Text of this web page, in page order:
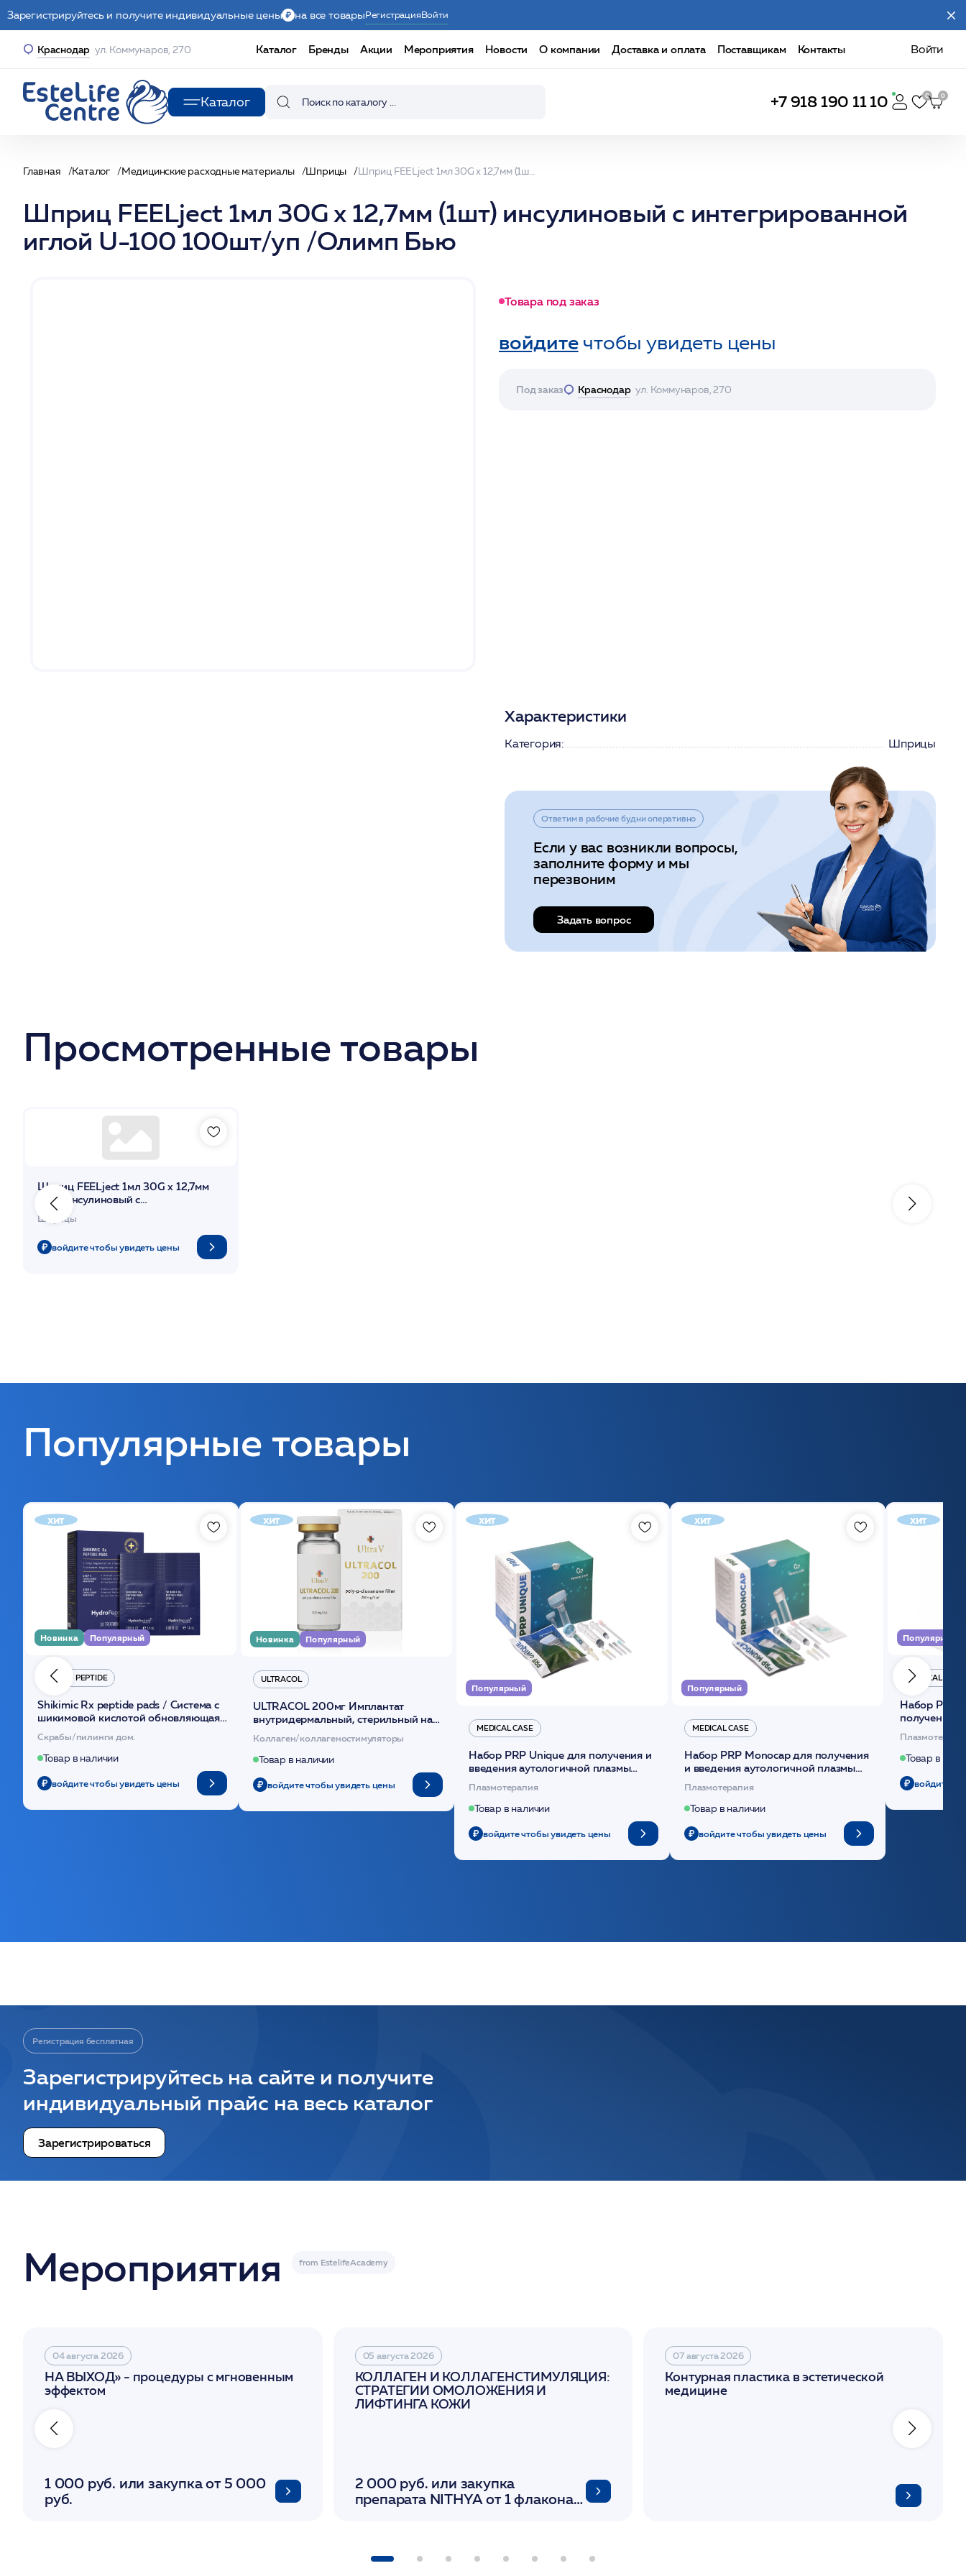
Зарегистрируйтесь и получите индивидуальные цены на все товарыРегистрацияВойти
Краснодар ул. Коммунаров, 270 Каталог Бренды Акции Мероприятия Новости О компании Доставка и оплата Поставщикам Контакты Войти
Каталог +7 918 190 11 10
Главная Каталог Медицинские расходные материалы Шприцы
Шприц FEELject 1мл 30G х 12,7мм (1шт) инсулиновый с интегрированной
иглой U-100 100шт/уп /Олимп Бью
Товара под заказ
войдитечтобы увидеть цены
Под заказ Краснодар ул. Коммунаров, 270
Характеристики
Категория: Шприцы
Ответим в рабочие будни оперативно
Если у вас возникли вопросы,
заполните форму и мы
перезвоним
Задать вопрос
Просмотренные товары
Шприц FEELject 1мл 30G х 12,7мм
(1шт) инсулиновый с
интегрированной иглой U-100
100шт/уп /Олимп Бью
Шприцы
войдите чтобы увидеть цены
Популярные товары
хит
Новинка Популярный
HYDRO PEPTIDE
Shikimic Rx peptide pads / Cистема с
шикимовой кислотой обновляющая
(30шт) /HP
Скрабы/пилинги дом.
Товар в наличии
войдите чтобы увидеть цены
хит
Новинка Популярный
ULTRACOL
ULTRACOL 200мг Имплантат
внутридермальный, стерильный на
основе полидиоксанона /ULTRACOL
Коллаген/коллагеностимуляторы
Товар в наличии
войдите чтобы увидеть цены
хит
Популярный
MEDICAL CASE
Набор PRP Unique для получения и
введения аутологичной плазмы
(саше 1шт)/Medical Case
Плазмотерапия
Товар в наличии
войдите чтобы увидеть цены
хит
Популярный
MEDICAL CASE
Набор PRP Monocap для получения
и введения аутологичной плазмы
(саше 1шт)/Medical Case
Плазмотерапия
Товар в наличии
войдите чтобы увидеть цены
хит
Популярный
MEDICAL CASE
Набор Plasmoactive Стандарт для
получения
плазмы
Товар в
войдите
Регистрация бесплатная
Зарегистрируйтесь на сайте и получите
индивидуальный прайс на весь каталог
Зарегистрироваться
Мероприятия
04 августа 2026
НА ВЫХОД» - процедуры с мгновенным
эффектом
1 000 руб. или закупка от 5 000
руб.
05 августа 2026
КОЛЛАГЕН И КОЛЛАГЕНСТИМУЛЯЦИЯ:
СТРАТЕГИИ ОМОЛОЖЕНИЯ И
ЛИФТИНГА КОЖИ
2 000 руб. или закупка
препарата NITHYA от 1 флакона/
день семинара
07 августа 2026
Контурная пластика в эстетической
медицине